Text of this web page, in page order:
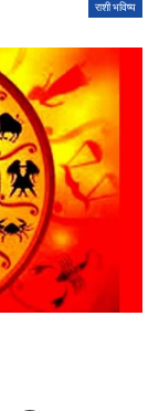
राशी भविष्य